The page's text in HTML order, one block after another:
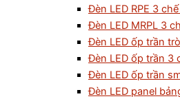
Đèn LED RPE 3
Đèn LED MRPL 3
Đèn LED ốp trần
Đèn LED ốp trần 3
Đèn LED ốp trần
Đèn LED panel